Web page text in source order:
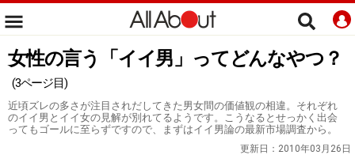
女性の言う「イイ男」ってどんなやつ？
(3ページ目)
近頃ズレの多さが注目されだしてきた男女間の価値観の相違。それぞれ
のイイ男とイイ女の見解が別れてるようです。こうなるとせっかく出会
ってもゴールに至らずですので、まずはイイ男論の最新市場調査から。
更新日： 2010年03月26日